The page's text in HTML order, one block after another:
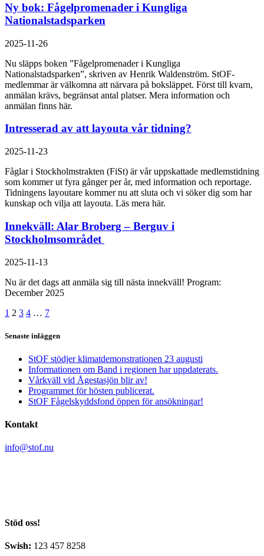
Ny bok: Fågelpromenader i Kungliga
Nationalstadsparken
2025-11-26
Nu släpps boken ”Fågelpromenader i Kungliga
Nationalstadsparken”, skriven av Henrik Waldenström. StOF-
medlemmar är välkomna att närvara på boksläppet. Först till kvarn,
anmälan krävs, begränsat antal platser. Mera information och
anmälan finns här.
Intresserad av att layouta vår tidning?
2025-11-23
Fåglar i Stockholmstrakten (FiSt) är vår uppskattade medlemstidning
som kommer ut fyra gånger per år, med information och reportage.
Tidningens layoutare kommer nu att sluta och vi söker dig som har
kunskap och vilja att layouta. Läs mera här.
Innekväll: Alar Broberg – Berguv i
Stockholmsområdet
2025-11-13
Nu är det dags att anmäla sig till nästa innekväll! Program:
December 2025
Inläggsnavigering
Sida
1 Sida
2 Sida
3 Sida
4 … Sida
7
Senaste inläggen
StOF stödjer klimatdemonstrationen 23 augusti
Informationen om Band i regionen har uppdaterats.
Vårkväll vid Ågestasjön blir av!
Programmet för hösten publicerat.
StOF Fågelskyddsfond öppen för ansökningar!
Kontakt
info@stof.nu
Stöd oss!
Swish: 123 457 8258